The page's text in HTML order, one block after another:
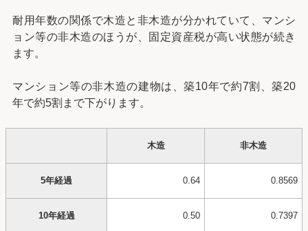
耐用年数の関係で木造と非木造が分かれていて、マンシ
ョン等の非木造のほうが、固定資産税が高い状態が続き
ます。
マンション等の非木造の建物は、築10年で約7割、築20
年で約5割まで下がります。
木造 非木造
5年経過 0.64 0.8569
10年経過 0.50 0.7397